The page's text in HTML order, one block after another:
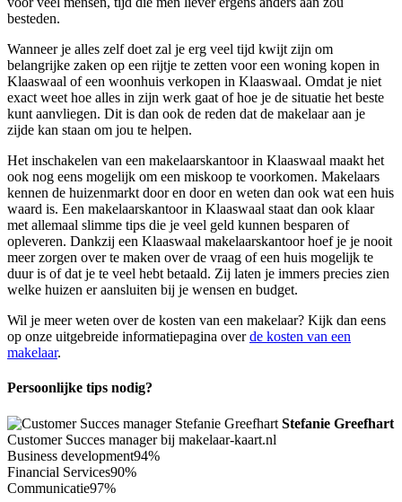
besteden.
Wanneer je alles zelf doet zal je erg veel tijd kwijt zijn om
belangrijke zaken op een rijtje te zetten voor een woning kopen in
Klaaswaal of een woonhuis verkopen in Klaaswaal. Omdat je niet
exact weet hoe alles in zijn werk gaat of hoe je de situatie het beste
kunt aanvliegen. Dit is dan ook de reden dat de makelaar aan je
zijde kan staan om jou te helpen.
Het inschakelen van een makelaarskantoor in Klaaswaal maakt het
ook nog eens mogelijk om een miskoop te voorkomen. Makelaars
kennen de huizenmarkt door en door en weten dan ook wat een huis
waard is. Een makelaarskantoor in Klaaswaal staat dan ook klaar
met allemaal slimme tips die je veel geld kunnen besparen of
opleveren. Dankzij een Klaaswaal makelaarskantoor hoef je je nooit
meer zorgen over te maken over de vraag of een huis mogelijk te
duur is of dat je te veel hebt betaald. Zij laten je immers precies zien
welke huizen er aansluiten bij je wensen en budget.
Wil je meer weten over de kosten van een makelaar? Kijk dan eens
op onze uitgebreide informatiepagina overde kosten van een
makelaar.
Persoonlijke tips nodig?
Stefanie Greefhart
Customer Succes manager bij makelaar-kaart.nl
Business development94%
Financial Services90%
Communicatie97%